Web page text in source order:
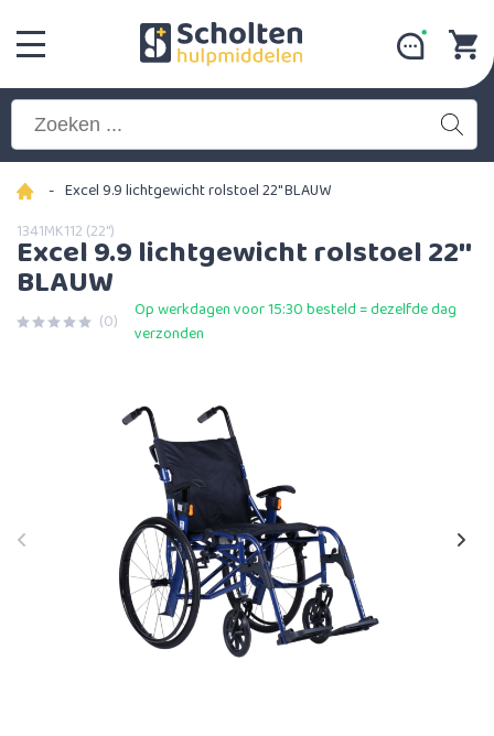
- Excel 9.9 lichtgewicht rolstoel 22'' BLAUW
1341MK112 (22'')
Excel 9.9 lichtgewicht rolstoel 22''
BLAUW
(0)
Op werkdagen voor 15:30 besteld = dezelfde dag
verzonden